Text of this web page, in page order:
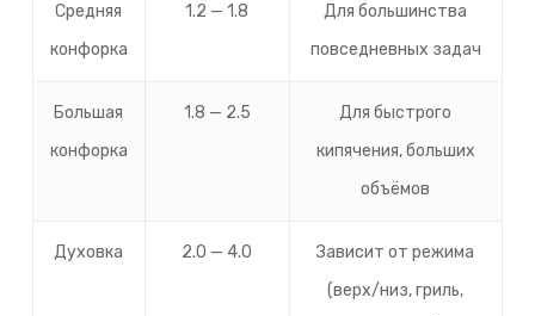
Средняя
конфорка
1.2 — 1.8
Для большинства
повседневных задач
Большая
конфорка
1.8 — 2.5
Для быстрого
кипячения, больших
объёмов
Духовка 2.0 — 4.0
Зависит от режима
(верх/низ, гриль,